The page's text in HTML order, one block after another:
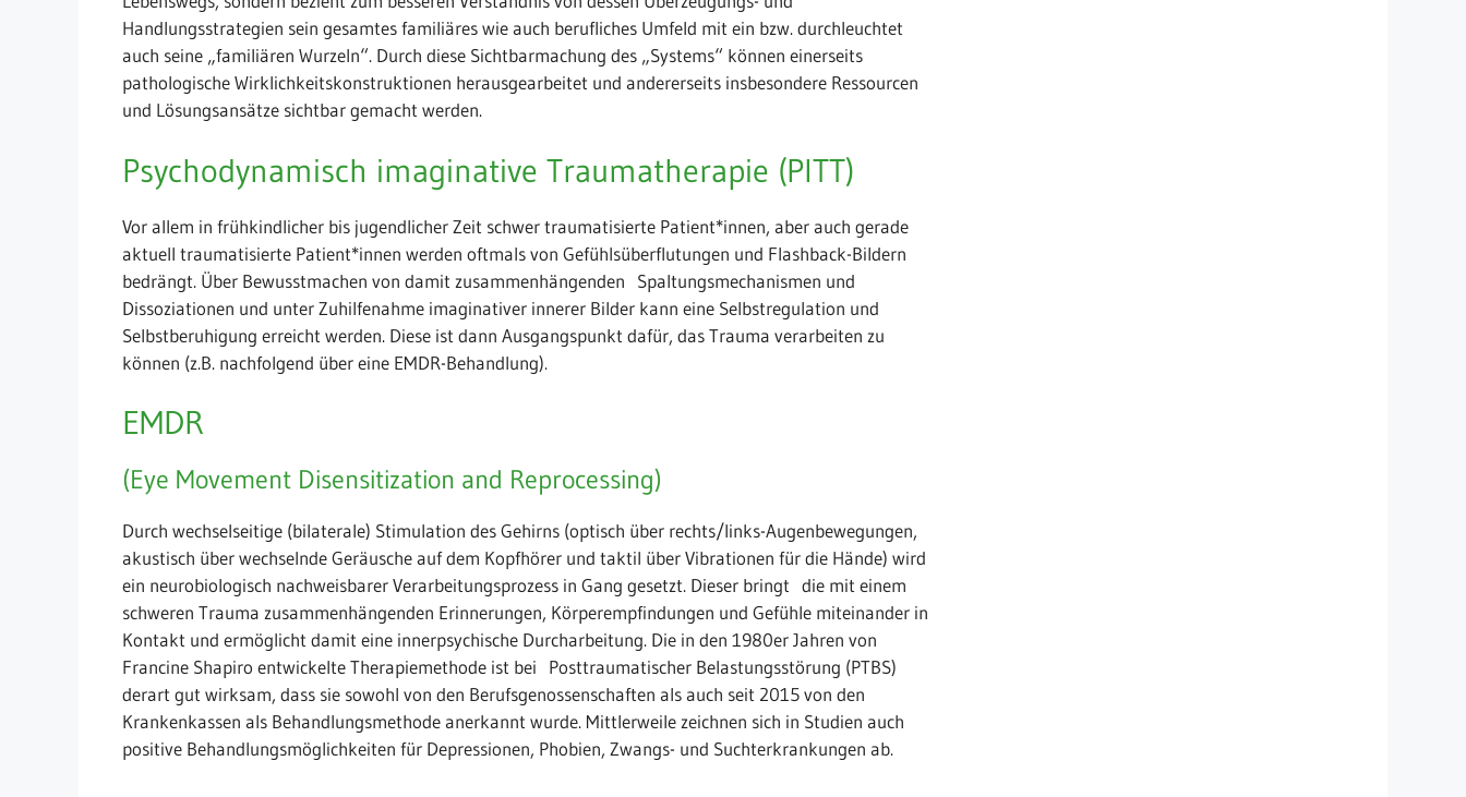
Handlungsstrategien sein gesamtes familiäres wie auch berufliches Umfeld mit ein bzw. durchleuchtet
auch seine „familiären Wurzeln“. Durch diese Sichtbarmachung des „Systems“ können einerseits
pathologische Wirklichkeitskonstruktionen herausgearbeitet und andererseits insbesondere Ressourcen
und Lösungsansätze sichtbar gemacht werden.
Psychodynamisch imaginative Traumatherapie (PITT)
Vor allem in frühkindlicher bis jugendlicher Zeit schwer traumatisierte Patient*innen, aber auch gerade
aktuell traumatisierte Patient*innen werden oftmals von Gefühlsüberflutungen und Flashback-Bildern
bedrängt. Über Bewusstmachen von damit zusammenhängenden Spaltungsmechanismen und
Dissoziationen und unter Zuhilfenahme imaginativer innerer Bilder kann eine Selbstregulation und
Selbstberuhigung erreicht werden. Diese ist dann Ausgangspunkt dafür, das Trauma verarbeiten zu
können (z.B. nachfolgend über eine EMDR-Behandlung).
EMDR
(Eye Movement Disensitization and Reprocessing)
Durch wechselseitige (bilaterale) Stimulation des Gehirns (optisch über rechts/links-Augenbewegungen,
akustisch über wechselnde Geräusche auf dem Kopfhörer und taktil über Vibrationen für die Hände) wird
ein neurobiologisch nachweisbarer Verarbeitungsprozess in Gang gesetzt. Dieser bringt die mit einem
schweren Trauma zusammenhängenden Erinnerungen, Körperempfindungen und Gefühle miteinander in
Kontakt und ermöglicht damit eine innerpsychische Durcharbeitung. Die in den 1980er Jahren von
Francine Shapiro entwickelte Therapiemethode ist bei Posttraumatischer Belastungsstörung (PTBS)
derart gut wirksam, dass sie sowohl von den Berufsgenossenschaften als auch seit 2015 von den
Krankenkassen als Behandlungsmethode anerkannt wurde. Mittlerweile zeichnen sich in Studien auch
positive Behandlungsmöglichkeiten für Depressionen, Phobien, Zwangs- und Suchterkrankungen ab.